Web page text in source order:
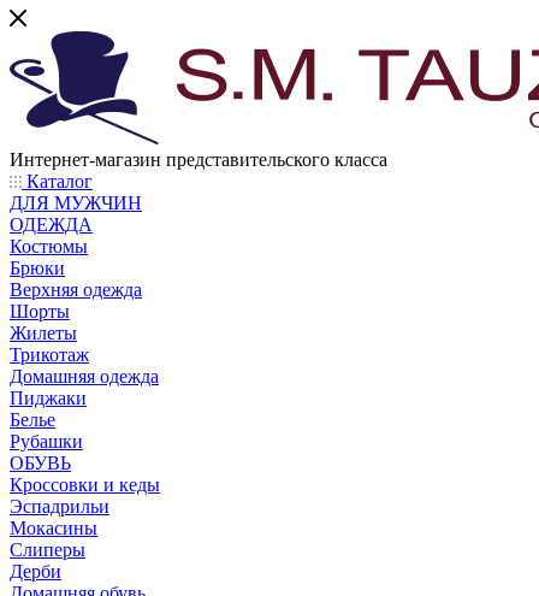
Интернет-магазин представительского класса
Каталог
ДЛЯ МУЖЧИН
ОДЕЖДА
Костюмы
Брюки
Верхняя одежда
Шорты
Жилеты
Трикотаж
Домашняя одежда
Пиджаки
Белье
Рубашки
ОБУВЬ
Кроссовки и кеды
Эспадрильи
Мокасины
Слиперы
Дерби